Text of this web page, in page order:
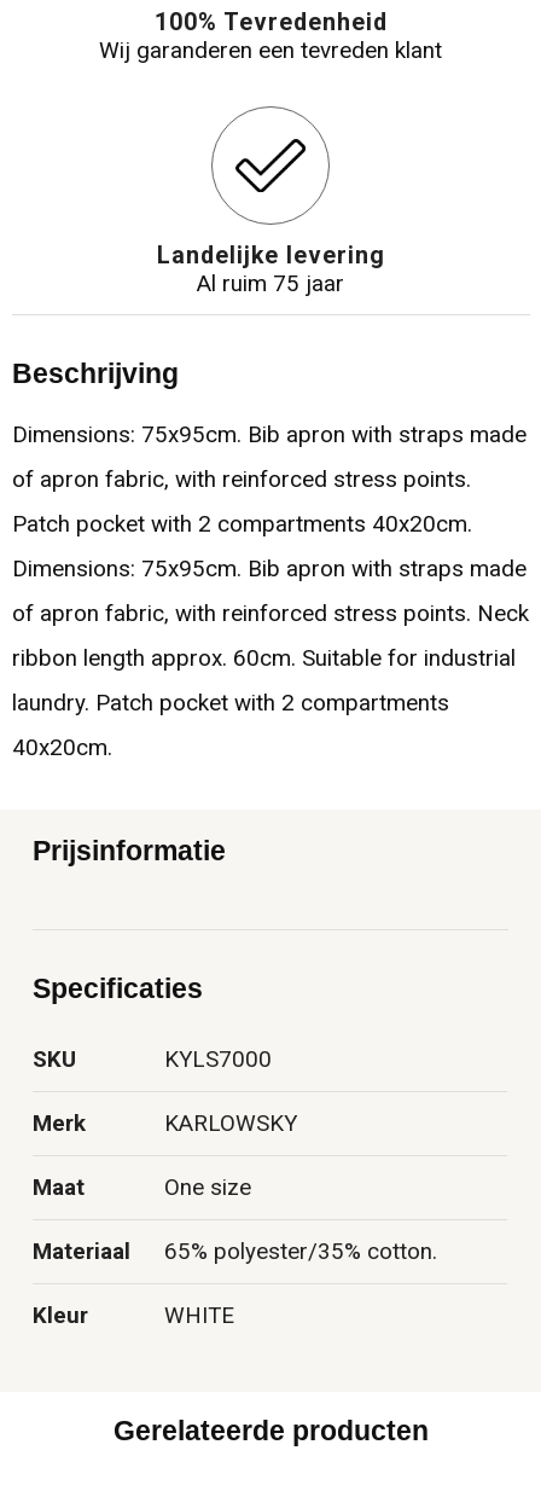
100% Tevredenheid
Wij garanderen een tevreden klant
Landelijke levering
Al ruim 75 jaar
Beschrijving
Dimensions: 75x95cm. Bib apron with straps made
of apron fabric, with reinforced stress points.
Patch pocket with 2 compartments 40x20cm.
Dimensions: 75x95cm. Bib apron with straps made
of apron fabric, with reinforced stress points. Neck
ribbon length approx. 60cm. Suitable for industrial
laundry. Patch pocket with 2 compartments
40x20cm.
Prijsinformatie
Specificaties
SKU KYLS7000
Merk KARLOWSKY
Maat One size
Materiaal 65% polyester/35% cotton.
Kleur WHITE
Gerelateerde producten